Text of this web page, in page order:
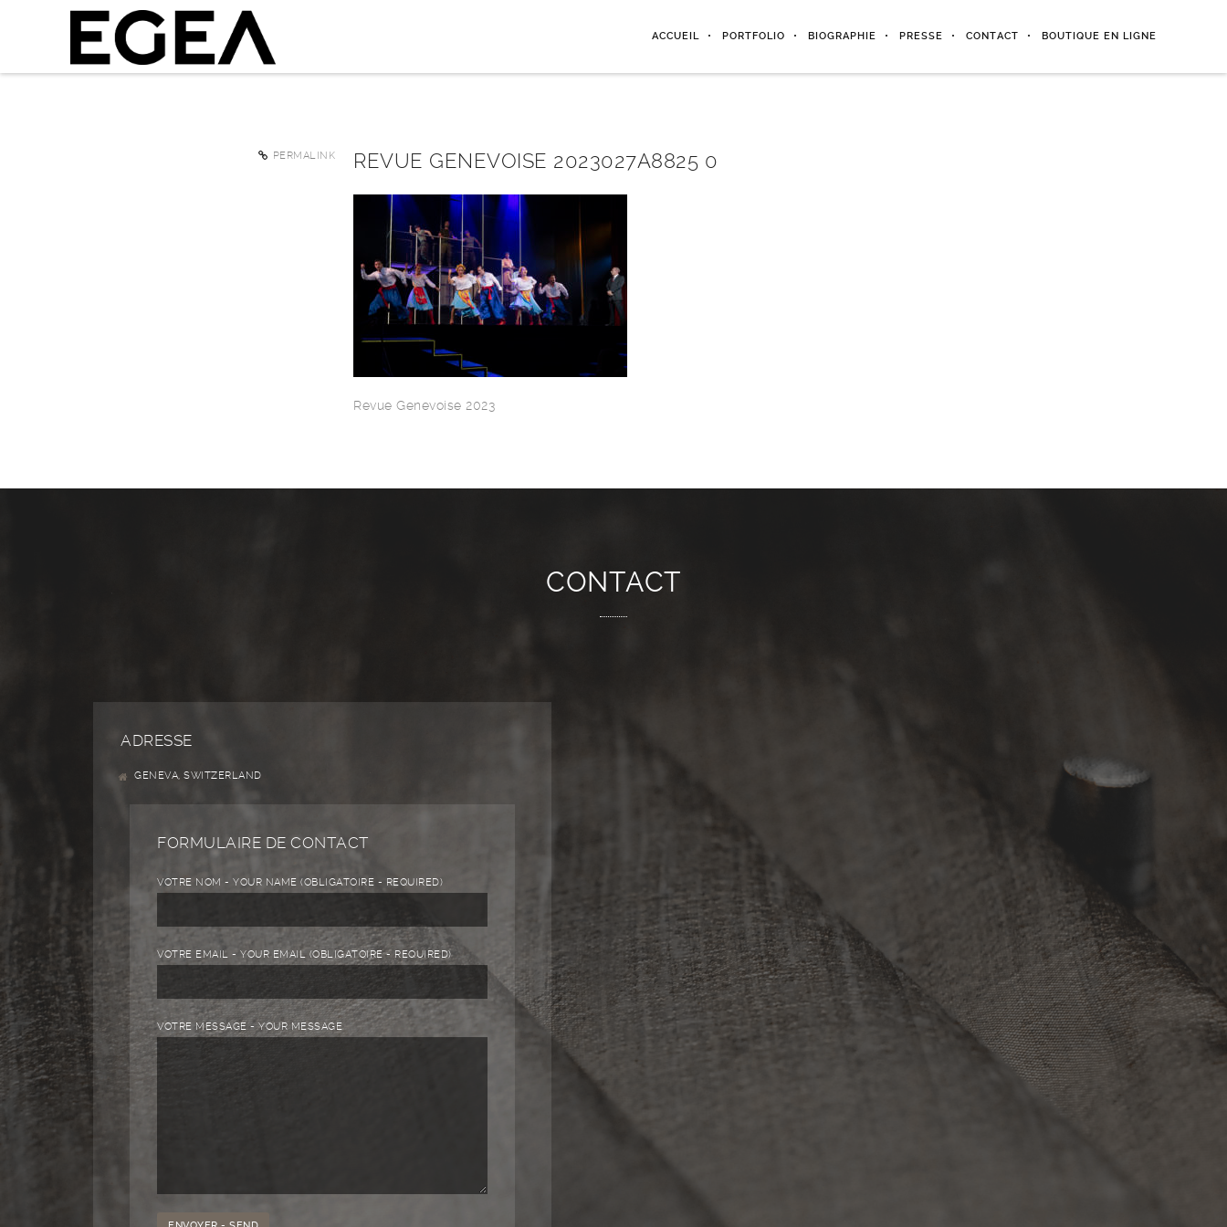
ACCUEIL PORTFOLIO BIOGRAPHIE PRESSE CONTACT BOUTIQUE EN LIGNE
PERMALINK REVUE GENEVOISE 2023027A8825 0
Revue Genevoise 2023
CONTACT
ADRESSE
GENEVA, SWITZERLAND
FORMULAIRE DE CONTACT
VOTRE NOM - YOUR NAME (OBLIGATOIRE - REQUIRED)
VOTRE EMAIL - YOUR EMAIL (OBLIGATOIRE - REQUIRED)
VOTRE MESSAGE - YOUR MESSAGE